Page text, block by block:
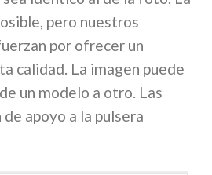
pero nuestros
por ofrecer un
calidad. La imagen puede
un modelo a otro. Las
apoyo a la pulsera